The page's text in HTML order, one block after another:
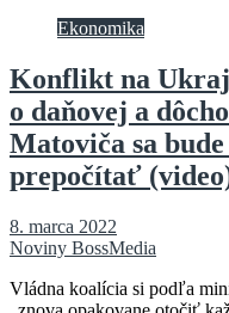
Ekonomika
Konflikt na
o daňovej a
Matoviča sa
prepočítať
8. marca 2022
Noviny BossMedia
Vládna koalícia si podľa